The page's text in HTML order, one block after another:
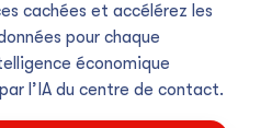
cachées et accélérez les
pour chaque
économique
l’IA du centre de contact.